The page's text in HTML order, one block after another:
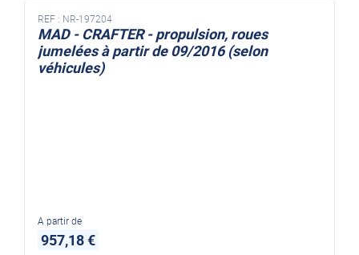
REF : NR-197204
MAD - CRAFTER - propulsion, roues
jumelées à partir de 09/2016 (selon
véhicules)
A partir de
957,18 €